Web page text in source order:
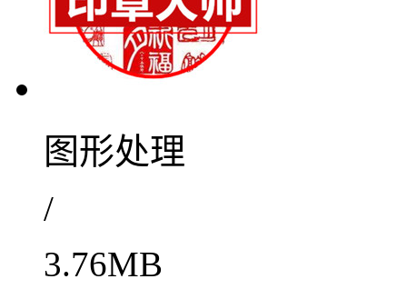
图形处理
/
3.76MB